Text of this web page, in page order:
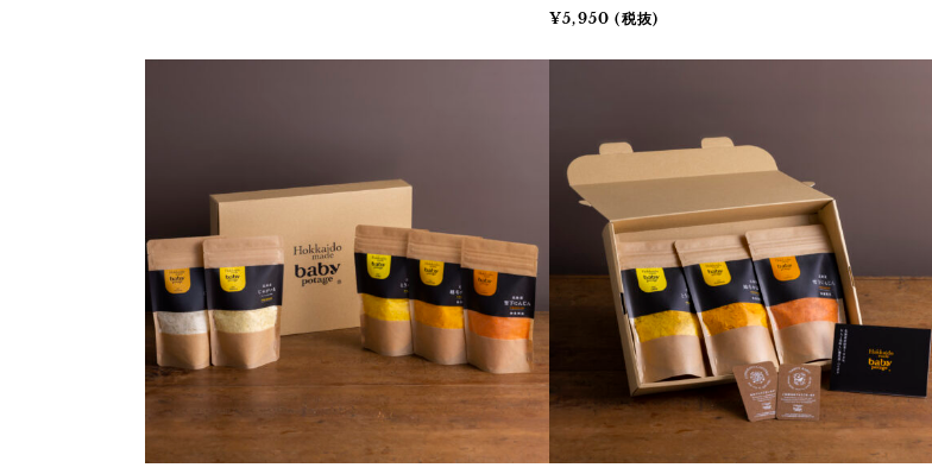
¥5,950 (税抜)